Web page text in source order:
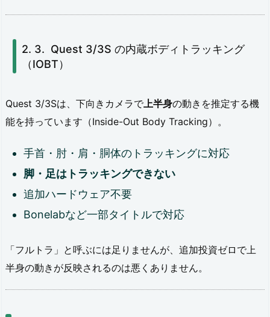
万
円：
格
フ
ル
ト
ラ
入
Quest 3/3S の内蔵ボディトラッキング
（IOBT）
Quest 3/3Sは、下向きカメラで上半身の動きを推定する機
能を持っています（Inside-Out Body Tracking）。
手首・肘・肩・胴体のトラッキングに対応
脚・足はトラッキングできない
追加ハードウェア不要
Bonelabなど一部タイトルで対応
「フルトラ」と呼ぶには足りませんが、追加投資ゼロで上
半身の動きが反映されるのは悪くありません。